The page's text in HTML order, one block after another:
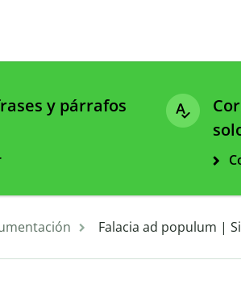
y párrafos
Falacia ad populum |